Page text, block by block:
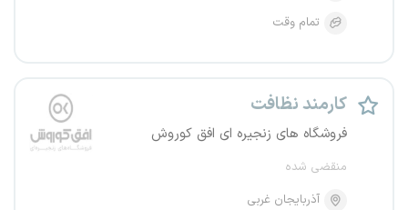
تمام وقت
کارمند نظافت
فروشگاه های زنجیره ای افق کوروش
منقضی شده
آذربایجان غربی